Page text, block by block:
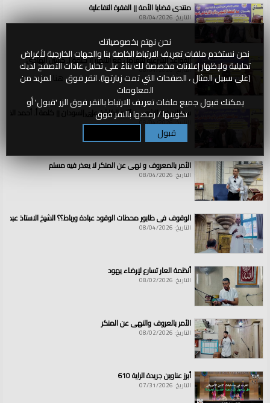
نحن نهتم بخصوصياتك
نحن نستخدم ملفات تعريف الارتباط الخاصة بنا والجهات الخارجية لأغراض
تحليلية ولإظهار إعلانات مخصصة لك بناءً على تحليل عادات التصفح لديك
(على سبيل المثال ، الصفحات التي تمت زيارتها). انقر فوق لمزيد من
المعلومات
يمكنك قبول جميع ملفات تعريف الارتباط بالنقر فوق الزر 'قبول' أو
تكوينها / رفضها بالنقر فوق
قبول
منتدى قضايا الأمة || الفقرة التفاعلية
التاريخ: 08/04/2026
القواعد الشرعية للتعامل مع الأنهار || كلمة أ. حسين الهادي
التاريخ: 08/04/2026
سد النهضة الاثيوبي وآثاره الكارثية على السودان || كلمة أ. أحمد
التاريخ: 08/04/2026
الأمر بالمعروف و نهي عن المنكر لا يعذر فيه مسلم
التاريخ: 08/04/2026
الوقوف في طابور محطات الوقود عبادة ورباط؟؟ الشيخ الاستاذ عبد
التاريخ: 08/04/2026
أنظمة العار تسارع لإرضاء يهود
التاريخ: 08/02/2026
الأمر بالعروف والنهي عن المنكر
التاريخ: 08/02/2026
أبرز عناوين جريدة الراية 610
التاريخ: 07/31/2026